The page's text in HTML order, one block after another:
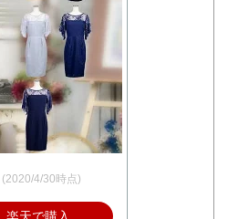
(2020/4/30時点)